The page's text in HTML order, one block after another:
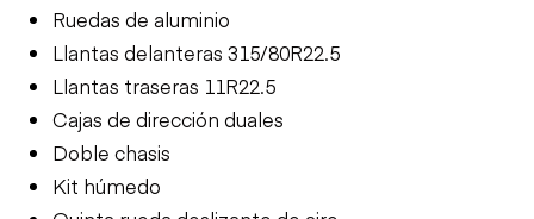
Ruedas de aluminio
Llantas delanteras 315/80R22.5
Llantas traseras 11R22.5
Cajas de dirección duales
Doble chasis
Kit húmedo